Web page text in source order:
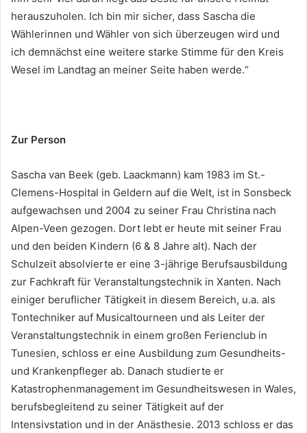
herauszuholen. Ich bin mir sicher, dass Sascha die
Wählerinnen und Wähler von sich überzeugen wird und
ich demnächst eine weitere starke Stimme für den Kreis
Wesel im Landtag an meiner Seite haben werde.“
Zur Person
Sascha van Beek (geb. Laackmann) kam 1983 im St.-
Clemens-Hospital in Geldern auf die Welt, ist in Sonsbeck
aufgewachsen und 2004 zu seiner Frau Christina nach
Alpen-Veen gezogen. Dort lebt er heute mit seiner Frau
und den beiden Kindern (6 & 8 Jahre alt). Nach der
Schulzeit absolvierte er eine 3-jährige Berufsausbildung
zur Fachkraft für Veranstaltungstechnik in Xanten. Nach
einiger beruflicher Tätigkeit in diesem Bereich, u.a. als
Tontechniker auf Musicaltourneen und als Leiter der
Veranstaltungstechnik in einem großen Ferienclub in
Tunesien, schloss er eine Ausbildung zum Gesundheits-
und Krankenpfleger ab. Danach studierte er
Katastrophenmanagement im Gesundheitswesen in Wales,
berufsbegleitend zu seiner Tätigkeit auf der
Intensivstation und in der Anästhesie. 2013 schloss er das